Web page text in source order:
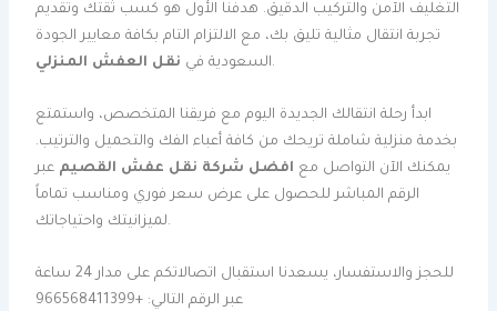
التغليف الآمن والتركيب الدقيق. هدفنا الأول هو كسب ثقتك وتقديم
تجربة انتقال مثالية تليق بك، مع الالتزام التام بكافة معايير الجودة
السعودية في نقل العفش المنزلي .
ابدأ رحلة انتقالك الجديدة اليوم مع فريقنا المتخصص، واستمتع
بخدمة منزلية شاملة تريحك من كافة أعباء الفك والتحميل والترتيب.
يمكنك الآن التواصل مع افضل شركة نقل عفش القصيم عبر
الرقم المباشر للحصول على عرض سعر فوري ومناسب تماماً
لميزانيتك واحتياجاتك.
للحجز والاستفسار، يسعدنا استقبال اتصالاتكم على مدار 24 ساعة
عبر الرقم التالي: +966568411399